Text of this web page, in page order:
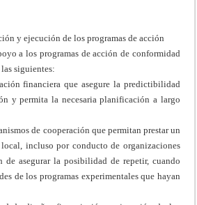
y ejecución de los programas de acción
a los programas de acción de conformidad
siguientes:
financiera que asegure la predictibilidad
y permita la necesaria planificación a largo
de cooperación que permitan prestar un
incluso por conducto de organizaciones
de asegurar la posibilidad de repetir, cuando
de los programas experimentales que hayan